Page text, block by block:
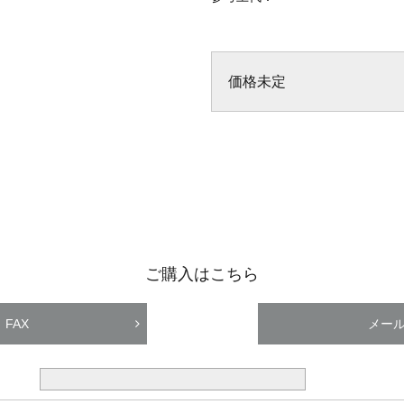
価格未定
ご購入はこちら
FAX メー